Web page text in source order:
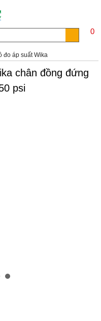
0
đo áp suất Wika
chân đồng đứng
psi